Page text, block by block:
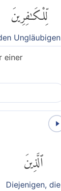
لِّلْكَٰفِرِينَ
Ungläubigen
einer
ٱلَّذِينَ
Diejenigen, die